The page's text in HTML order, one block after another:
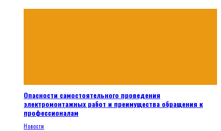
Опасности самостоятельного проведения
электромонтажных работ и преимущества обращения к
профессионалам
Новости